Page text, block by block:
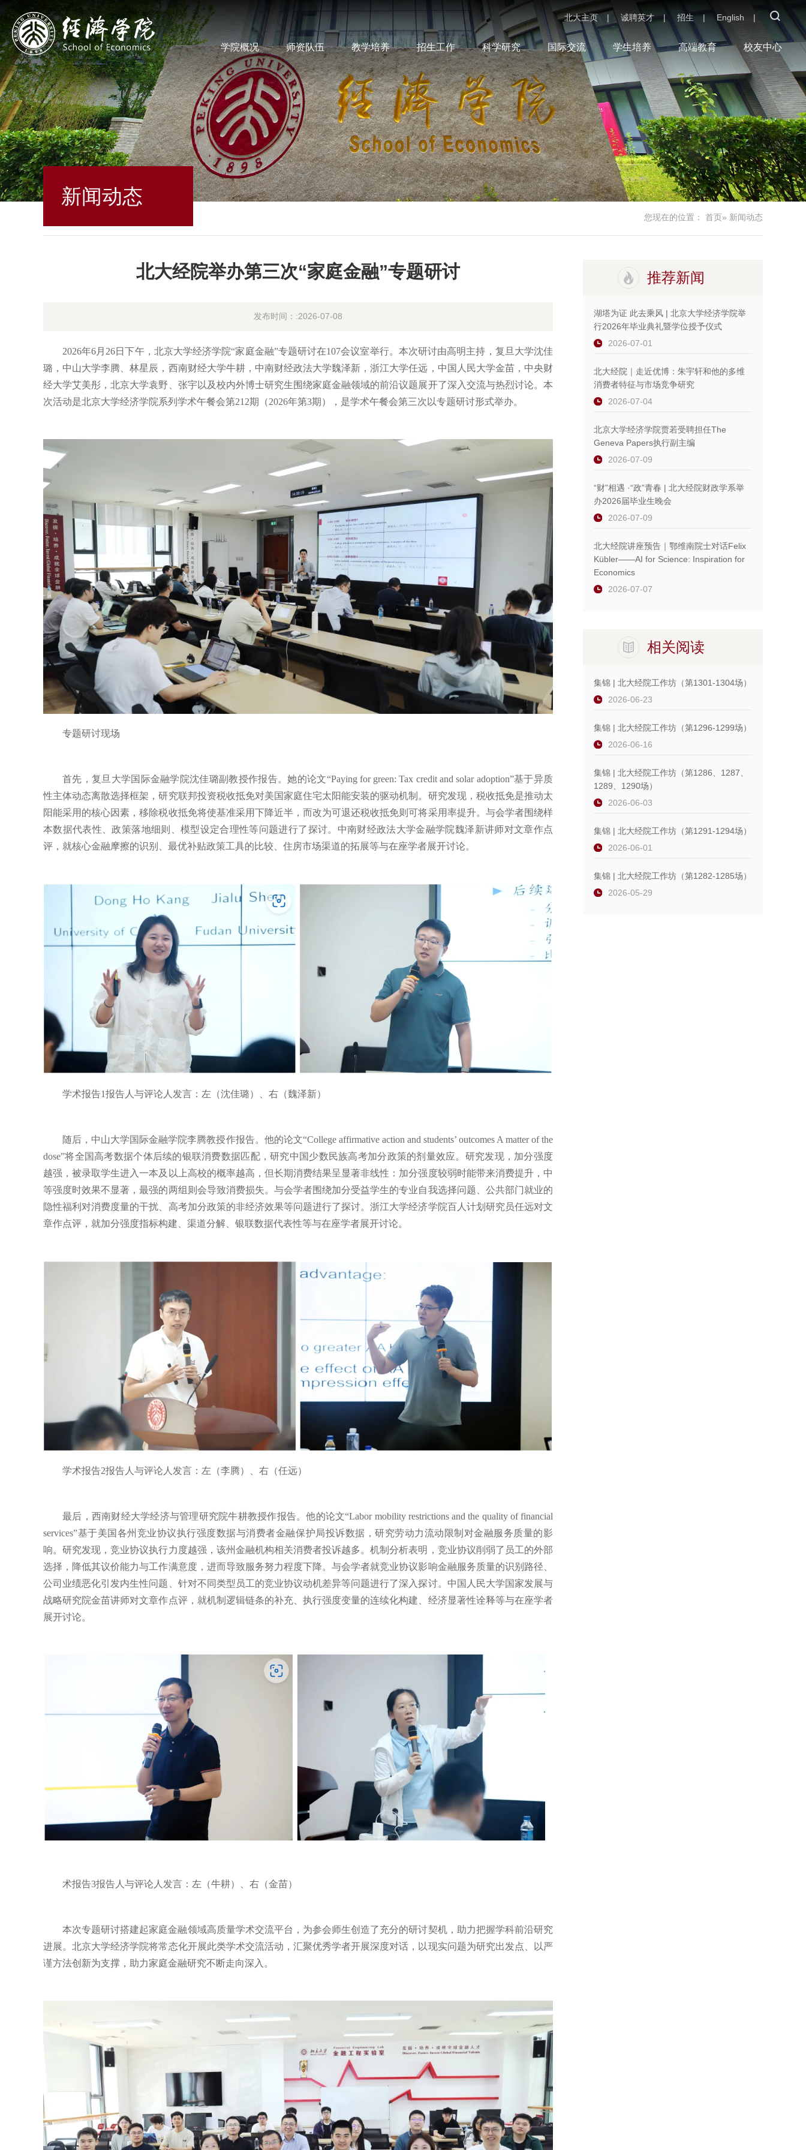
北大主页 | 诚聘英才 | 招生 | English |
学院概况 师资队伍 教学培养 招生工作 科学研究 国际交流 学生培养 高端教育 校友中心
新闻动态
您现在的位置： 首页» 新闻动态
推荐新闻
湖塔为证 此去乘风 | 北京大学经济学院举
行2026年毕业典礼暨学位授予仪式
2026-07-01
北大经院｜走近优博：朱宇轩和他的多维
消费者特征与市场竞争研究
2026-07-04
北京大学经济学院贾若受聘担任The
Geneva Papers执行副主编
2026-07-09
“财”相遇 ·“政”青春 | 北大经院财政学系举
办2026届毕业生晚会
2026-07-09
北大经院讲座预告｜鄂维南院士对话Felix
Kübler——AI for Science: Inspiration for
Economics
2026-07-07
相关阅读
集锦 | 北大经院工作坊（第1301-1304场）
2026-06-23
集锦 | 北大经院工作坊（第1296-1299场）
2026-06-16
集锦 | 北大经院工作坊（第1286、1287、
1289、1290场）
2026-06-03
集锦 | 北大经院工作坊（第1291-1294场）
2026-06-01
集锦 | 北大经院工作坊（第1282-1285场）
2026-05-29
北大经院举办第三次“家庭金融”专题研讨
发布时间：:2026-07-08
2026年6月26日下午，北京大学经济学院“家庭金融”专题研讨在107会议室举行。本次研讨由高明主持，复旦大学沈佳
璐，中山大学李腾、林星辰，西南财经大学牛耕，中南财经政法大学魏泽新，浙江大学任远，中国人民大学金苗，中央财
经大学艾美彤，北京大学袁野、张宇以及校内外博士研究生围绕家庭金融领域的前沿议题展开了深入交流与热烈讨论。本
次活动是北京大学经济学院系列学术午餐会第212期（2026年第3期），是学术午餐会第三次以专题研讨形式举办。
专题研讨现场
首先，复旦大学国际金融学院沈佳璐副教授作报告。她的论文“Paying for green: Tax credit and solar adoption”基于异质
性主体动态离散选择框架，研究联邦投资税收抵免对美国家庭住宅太阳能安装的驱动机制。研究发现，税收抵免是推动太
阳能采用的核心因素，移除税收抵免将使基准采用下降近半，而改为可退还税收抵免则可将采用率提升。与会学者围绕样
本数据代表性、政策落地细则、模型设定合理性等问题进行了探讨。中南财经政法大学金融学院魏泽新讲师对文章作点
评，就核心金融摩擦的识别、最优补贴政策工具的比较、住房市场渠道的拓展等与在座学者展开讨论。
学术报告1报告人与评论人发言：左（沈佳璐）、右（魏泽新）
随后，中山大学国际金融学院李腾教授作报告。他的论文“College affirmative action and students’ outcomes A matter of the
dose”将全国高考数据个体后续的银联消费数据匹配，研究中国少数民族高考加分政策的剂量效应。研究发现，加分强度
越强，被录取学生进入一本及以上高校的概率越高，但长期消费结果呈显著非线性：加分强度较弱时能带来消费提升，中
等强度时效果不显著，最强的两组则会导致消费损失。与会学者围绕加分受益学生的专业自我选择问题、公共部门就业的
隐性福利对消费度量的干扰、高考加分政策的非经济效果等问题进行了探讨。浙江大学经济学院百人计划研究员任远对文
章作点评，就加分强度指标构建、渠道分解、银联数据代表性等与在座学者展开讨论。
学术报告2报告人与评论人发言：左（李腾）、右（任远）
最后，西南财经大学经济与管理研究院牛耕教授作报告。他的论文“Labor mobility restrictions and the quality of financial
services”基于美国各州竞业协议执行强度数据与消费者金融保护局投诉数据，研究劳动力流动限制对金融服务质量的影
响。研究发现，竞业协议执行力度越强，该州金融机构相关消费者投诉越多。机制分析表明，竞业协议削弱了员工的外部
选择，降低其议价能力与工作满意度，进而导致服务努力程度下降。与会学者就竞业协议影响金融服务质量的识别路径、
公司业绩恶化引发内生性问题、针对不同类型员工的竞业协议动机差异等问题进行了深入探讨。中国人民大学国家发展与
战略研究院金苗讲师对文章作点评，就机制逻辑链条的补充、执行强度变量的连续化构建、经济显著性诠释等与在座学者
展开讨论。
术报告3报告人与评论人发言：左（牛耕）、右（金苗）
本次专题研讨搭建起家庭金融领域高质量学术交流平台，为参会师生创造了充分的研讨契机，助力把握学科前沿研究
进展。北京大学经济学院将常态化开展此类学术交流活动，汇聚优秀学者开展深度对话，以现实问题为研究出发点、以严
谨方法创新为支撑，助力家庭金融研究不断走向深入。